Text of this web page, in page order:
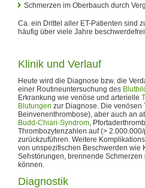
Schmerzen im Oberbauch durch
Ca. ein Drittel aller ET-Patienten sind
häufig über viele Jahre
Klinik und Verlauf
Heute wird die Diagnose bzw. die
einer Routineuntersuchung des
Erkrankung wie venöse und arterielle
Blutungen zur Diagnose. Die venösen
Beinvenenthrombose), aber auch an
Budd-Chiari-Syndrom,
Thrombozytenzahlen auf (>
zurückzuführen. Weitere
von unspezifischen Beschwerden wie
Sehstörungen, brennende
können.
Diagnostik